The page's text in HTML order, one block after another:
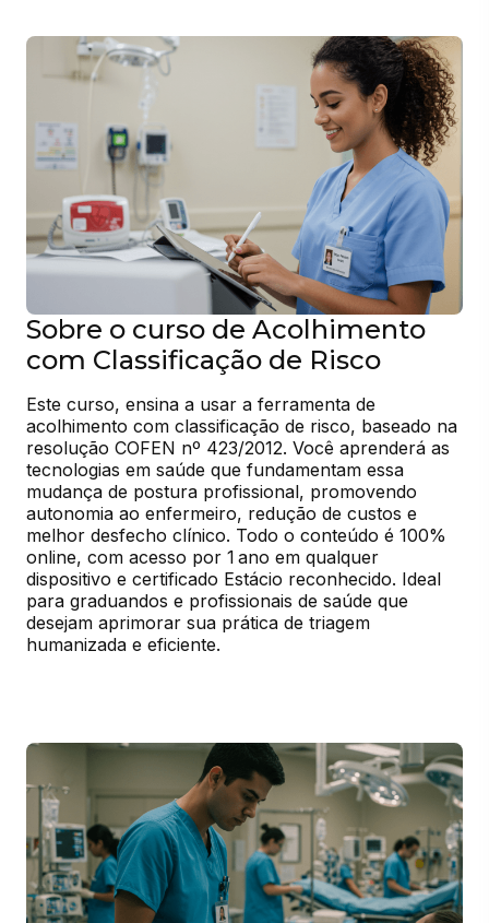
Sobre o curso de Acolhimento
com Classificação de Risco
Este curso, ensina a usar a ferramenta de
acolhimento com classificação de risco, baseado na
resolução COFEN nº 423/2012. Você aprenderá as
tecnologias em saúde que fundamentam essa
mudança de postura profissional, promovendo
autonomia ao enfermeiro, redução de custos e
melhor desfecho clínico. Todo o conteúdo é 100%
online, com acesso por 1 ano em qualquer
dispositivo e certificado Estácio reconhecido. Ideal
para graduandos e profissionais de saúde que
desejam aprimorar sua prática de triagem
humanizada e eficiente.